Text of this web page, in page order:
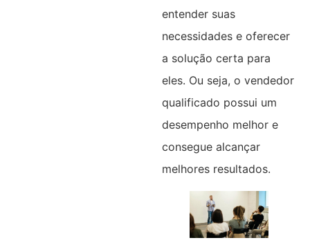
entender suas
necessidades e oferecer
a solução certa para
eles. Ou seja, o vendedor
qualificado possui um
desempenho melhor e
consegue alcançar
melhores resultados.